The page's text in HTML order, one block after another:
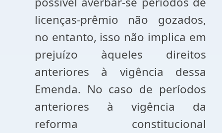
licenças-prêmio não gozados,
no entanto, isso não implica em
prejuízo àqueles direitos
anteriores à vigência dessa
Emenda. No caso de períodos
anteriores à vigência da
reforma constitucional